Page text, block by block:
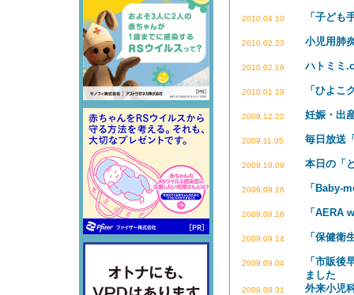
2010.04.10 「子ども
2010.02.23 小児用肺
2010.02.18 ハトミミ
2010.01.19 「ひよこ
2009.12.22 妊娠・出
2009.11.05 毎日放送
2009.10.09 本日の「
2009.09.16 「Baby-
2009.09.16 「AERA
2009.09.14 「保健衛
2009.09.04
「市販後
ました
2009.08.31 外来小児